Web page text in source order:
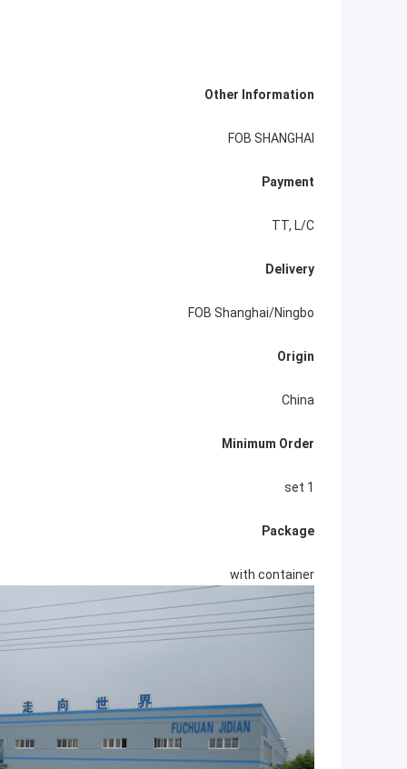
Other Information
FOB SHANGHAI
Payment
TT, L/C
Delivery
FOB Shanghai/Ningbo
Origin
China
Minimum Order
1 set
Package
with container